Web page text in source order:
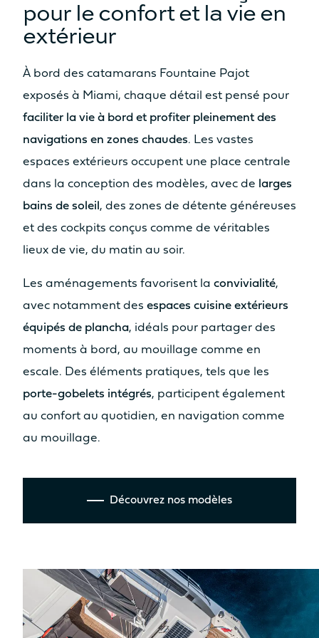
pour le confort et la vie en
extérieur
À bord des catamarans Fountaine Pajot
exposés à Miami, chaque détail est pensé pour
faciliter la vie à bord et profiter pleinement des
navigations en zones chaudes. Les vastes
espaces extérieurs occupent une place centrale
dans la conception des modèles, avec de larges
bains de soleil , des zones de détente généreuses
et des cockpits conçus comme de véritables
lieux de vie, du matin au soir.
Les aménagements favorisent la convivialité,
avec notamment des espaces cuisine extérieurs
équipés de plancha, idéals pour partager des
moments à bord, au mouillage comme en
escale. Des éléments pratiques, tels que les
porte-gobelets intégrés, participent également
au confort au quotidien, en navigation comme
au mouillage.
Découvrez nos modèles
Oui
Table
Assise
Non
Cuisine
Non
Oui
Assise
Oui
Cuisine
Non
SURFACE HABITABLE ESPACE
COCKPIT AVANT / SUNPAD
Table
Non
Assise
Non
Cuisine
Non
Table
Oui
Assise
Oui
Cuisine
Non
En savoir plus sur le prix